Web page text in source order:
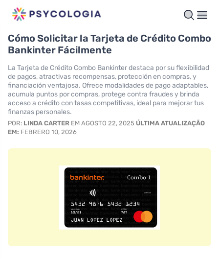
Cómo Solicitar la Tarjeta de Crédito Combo
Bankinter Fácilmente
La Tarjeta de Crédito Combo Bankinter destaca por su flexibilidad
de pagos, atractivas recompensas, protección en compras, y
financiación ventajosa. Ofrece modalidades de pago adaptables,
acumula puntos por compras, protege contra fraudes y brinda
acceso a crédito con tasas competitivas, ideal para mejorar tus
finanzas personales.
POR: LINDA CARTER EM AGOSTO 22, 2025 ÚLTIMA ATUALIZAÇÃO
EM: FEBRERO 10, 2026